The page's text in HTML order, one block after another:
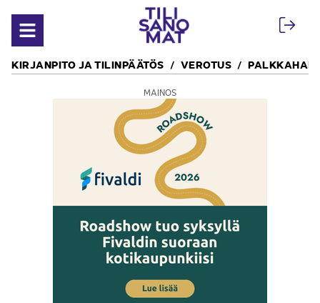
Avaa valikko
KIRJANPITO JA TILINPÄÄTÖS VEROTUS
MAINOS